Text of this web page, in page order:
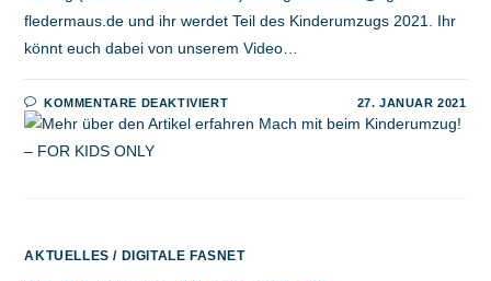
fledermaus.de und ihr werdet Teil des Kinderumzugs 2021. Ihr
könnt euch dabei von unserem Video…
KOMMENTARE DEAKTIVIERTFÜR
MACH
MIT
27. JANUAR 2021
AKTUELLES / DIGITALE FASNET